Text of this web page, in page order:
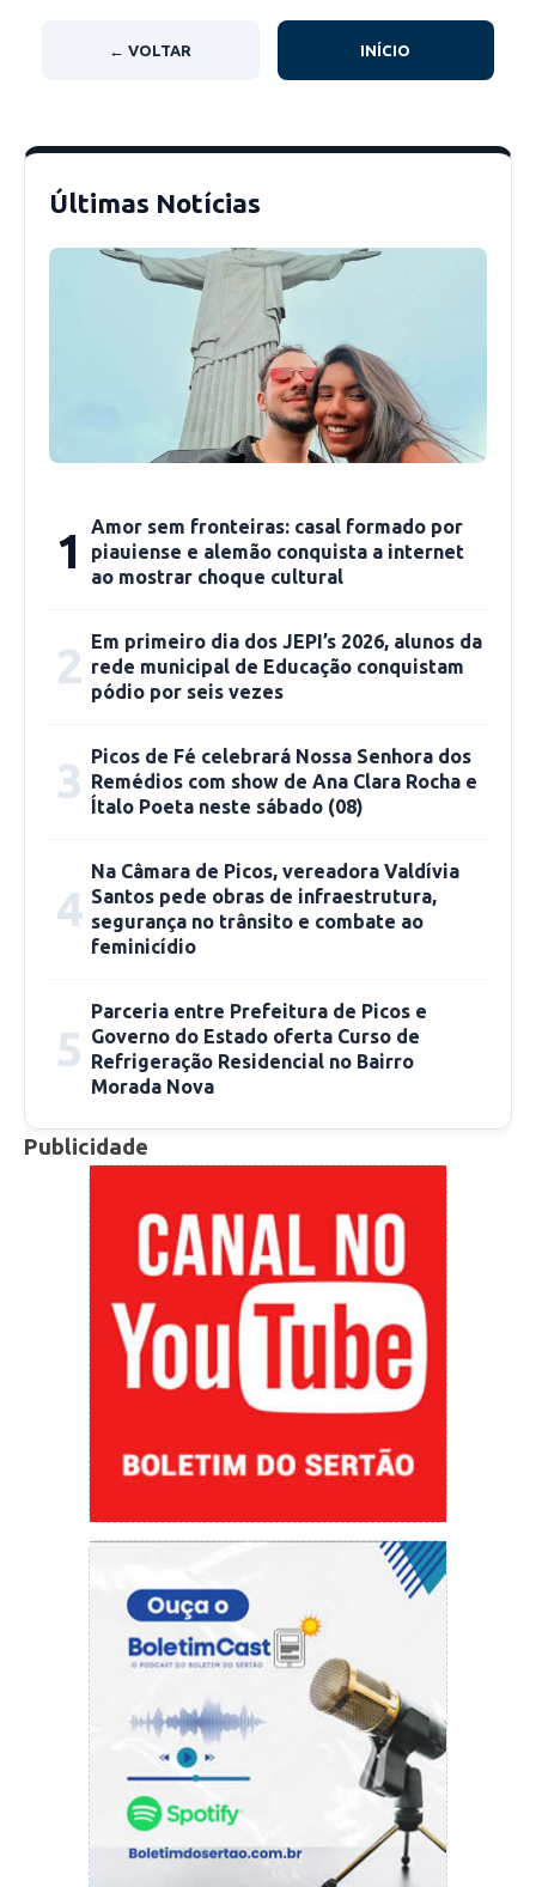
egressos do próprio instituto “Na Pós-
Graduação buscamos verticalizar a oferta de
Dos 372 novos alunos, 160 farão o Ensino
Médio Integrado; 80 o
concomitante/subsequente; 120 as graduações
e 12 o mestrado de física. Neste momento o
IFPI está em férias, mas a direção continua
trabalhando para receber os estudantes
Nos últimos anos o IFPI de Picos tem visto
ingressam no mercado de trabalho, mas
progridem nas instâncias superiores de ensino,
fazendo mestrado e doutorado em diversas
instituto na condição de professores.
O IFPI realizará na quarta-feira (08) uma
reunião reunião com as mães e pais dos alunos
dos futuros estudantes do Curso Técnico de
Administração; às 10h será com os pais do
Curso Técnico de Eletrotécnica e Técnico de
← VOLTAR INÍCIO
Últimas Notícias
1
Amor sem fronteiras: casal formado por
piauiense e alemão conquista a internet
ao mostrar choque cultural
2 Em primeiro dia dos JEPI’s 2026, alunos da
rede municipal de Educação conquistam
pódio por seis vezes
3 Picos de Fé celebrará Nossa Senhora dos
Remédios com show de Ana Clara Rocha e
Ítalo Poeta neste sábado (08)
4
Na Câmara de Picos, vereadora Valdívia
Santos pede obras de infraestrutura,
segurança no trânsito e combate ao
feminicídio
5
Parceria entre Prefeitura de Picos e
Governo do Estado oferta Curso de
Refrigeração Residencial no Bairro
Morada Nova
Publicidade